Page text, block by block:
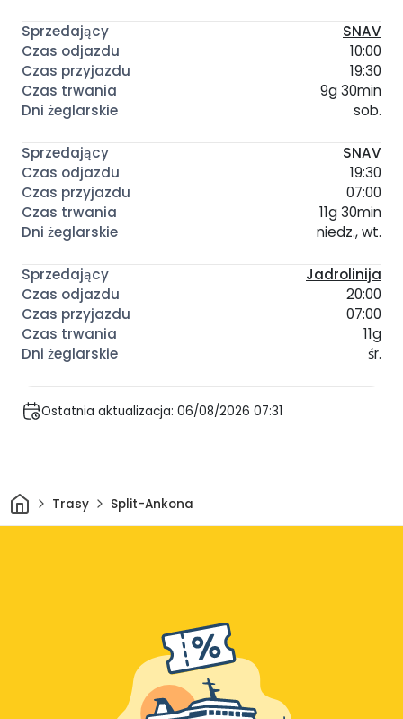
SNAV
10:00
19:30
9g 30min
sob.
SNAV
19:30
07:00
11g 30min
niedz., wt.
Jadrolinija
20:00
07:00
11g
śr.
Ostatnia aktualizacja: 06/08/2026 07:31
DomTrasy Split-Ankona